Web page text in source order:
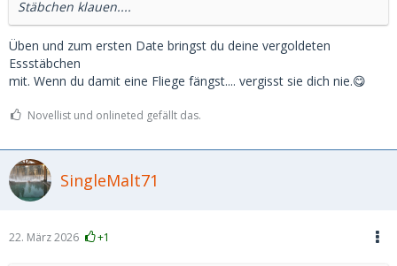
Stäbchen klauen....
Üben und zum ersten Date bringst du deine vergoldeten
Essstäbchen
mit. Wenn du damit eine Fliege fängst.... vergisst sie dich nie.😋
Novellist und onlineted gefällt das.
SingleMalt71
22. März 2026 +1